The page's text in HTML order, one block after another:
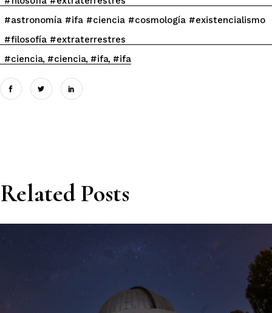
#astronomía #ifa #ciencia #cosmología #existencialismo
#filosofía #extraterrestres
#ciencia #ciencia #ifa #ifa
Related Posts